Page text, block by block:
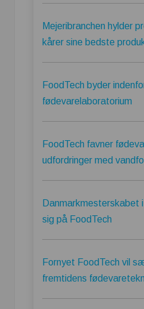
Mejeribranchen hylder
kårer sine bedste
FoodTech byder
fødevarelaboratorium
FoodTech favner
udfordringer med
Danmarkmesterskabet
sig på FoodTech
Fornyet FoodTech vil
fremtidens